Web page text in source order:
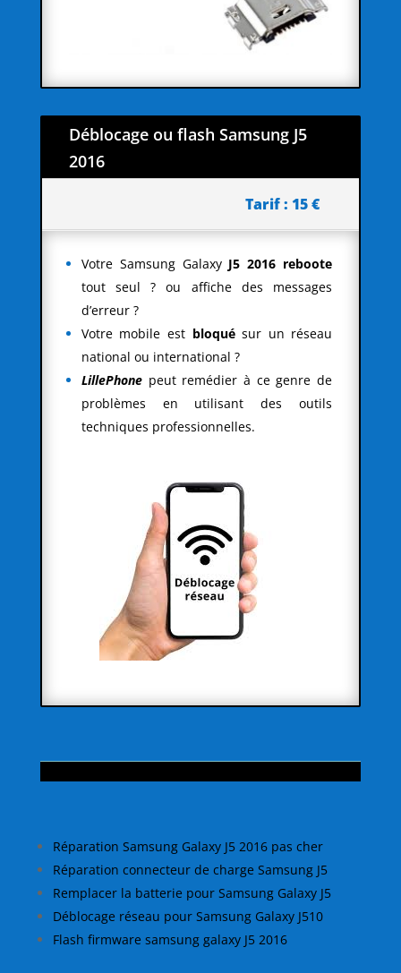
Déblocage ou flash Samsung J5
2016
Tarif : 15 €
Votre Samsung Galaxy J5 2016 reboote
tout seul ? ou affiche des messages
d’erreur ?
Votre mobile est bloquésur un réseau
national ou international ?
LillePhone peut remédier à ce genre de
problèmes en utilisant des outils
techniques professionnelles.
Réparation Samsung Galaxy J5 2016 pas cher
Réparation connecteur de charge Samsung J5
Remplacer la batterie pour Samsung Galaxy J5
Déblocage réseau pour Samsung Galaxy J510
Flash firmware samsung galaxy J5 2016